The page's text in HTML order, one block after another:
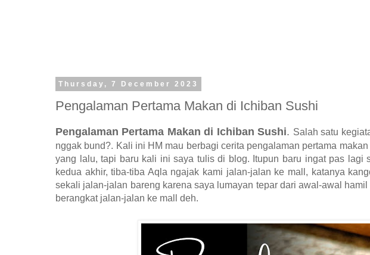
Thursday, 7 December 2023
Pengalaman Pertama Makan di Ichiban Sushi
Pengalaman Pertama Makan di Ichiban Sushi. Salah satu
nggak bund?. Kali ini HM mau berbagi cerita pengalaman pertama
yang lalu, tapi baru kali ini saya tulis di blog. Itupun baru ingat pas lagi
kedua akhir, tiba-tiba Aqla ngajak kami jalan-jalan ke mall, katanya
sekali jalan-jalan bareng karena saya lumayan tepar dari awal-awal
berangkat jalan-jalan ke mall deh.